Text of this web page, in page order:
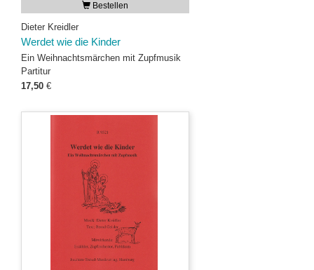
Bestellen
Dieter Kreidler
Werdet wie die Kinder
Ein Weihnachtsmärchen mit Zupfmusik
Partitur
17,50 €